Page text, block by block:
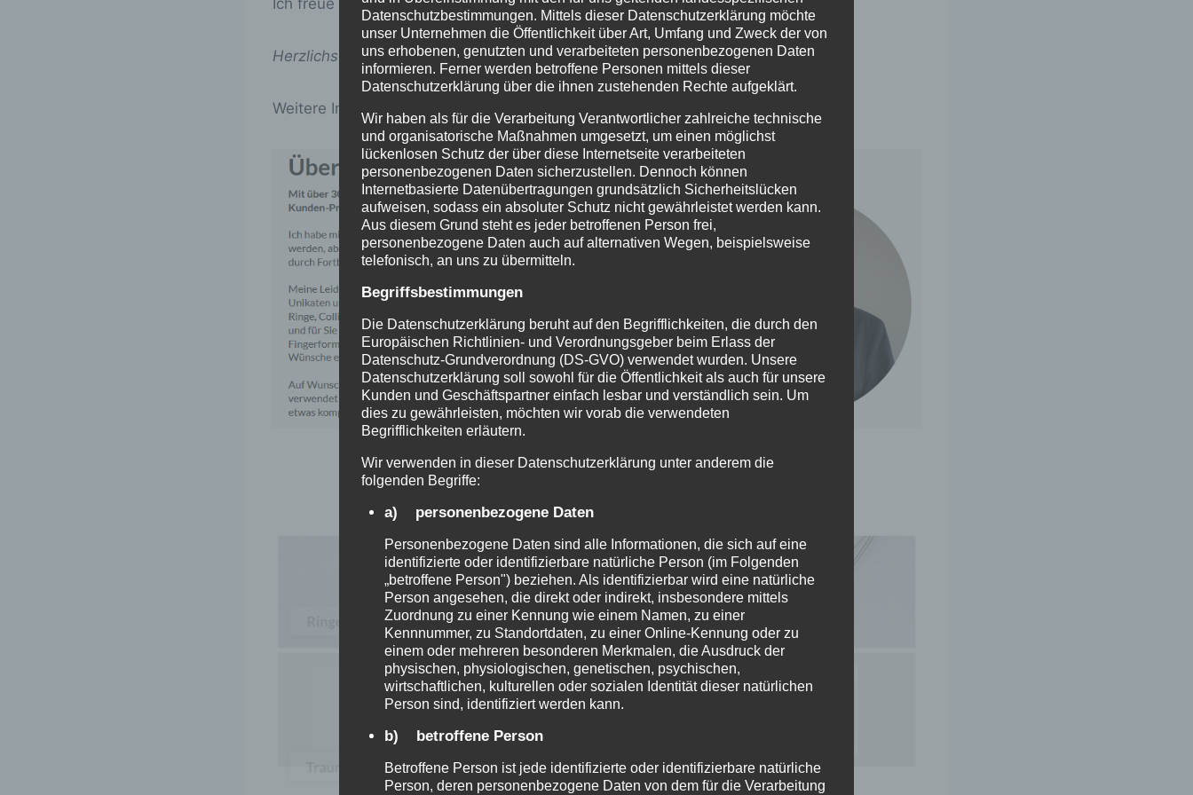
Ich freue mich auf Sie & bleiben Sie gesund!
Herzlichst, Ihre Ute Tobisch
Weitere Infos unter https://www.atelier-tobisch.de/
Datenschutzbestimmungen. Mittels dieser Datenschutzerklärung möchte
unser Unternehmen die Öffentlichkeit über Art, Umfang und Zweck der von
uns erhobenen, genutzten und verarbeiteten personenbezogenen Daten
informieren. Ferner werden betroffene Personen mittels dieser
Datenschutzerklärung über die ihnen zustehenden Rechte aufgeklärt.
Wir haben als für die Verarbeitung Verantwortlicher zahlreiche technische
und organisatorische Maßnahmen umgesetzt, um einen möglichst
lückenlosen Schutz der über diese Internetseite verarbeiteten
personenbezogenen Daten sicherzustellen. Dennoch können
Internetbasierte Datenübertragungen grundsätzlich Sicherheitslücken
aufweisen, sodass ein absoluter Schutz nicht gewährleistet werden kann.
Aus diesem Grund steht es jeder betroffenen Person frei,
personenbezogene Daten auch auf alternativen Wegen, beispielsweise
telefonisch, an uns zu übermitteln.
Begriffsbestimmungen
Die Datenschutzerklärung beruht auf den Begrifflichkeiten, die durch den
Europäischen Richtlinien- und Verordnungsgeber beim Erlass der
Datenschutz-Grundverordnung (DS-GVO) verwendet wurden. Unsere
Datenschutzerklärung soll sowohl für die Öffentlichkeit als auch für unsere
Kunden und Geschäftspartner einfach lesbar und verständlich sein. Um
dies zu gewährleisten, möchten wir vorab die verwendeten
Begrifflichkeiten erläutern.
Wir verwenden in dieser Datenschutzerklärung unter anderem die
folgenden Begriffe:
a) personenbezogene Daten
Personenbezogene Daten sind alle Informationen, die sich auf eine
identifizierte oder identifizierbare natürliche Person (im Folgenden
„betroffene Person") beziehen. Als identifizierbar wird eine natürliche
Person angesehen, die direkt oder indirekt, insbesondere mittels
Zuordnung zu einer Kennung wie einem Namen, zu einer
Kennnummer, zu Standortdaten, zu einer Online-Kennung oder zu
einem oder mehreren besonderen Merkmalen, die Ausdruck der
physischen, physiologischen, genetischen, psychischen,
wirtschaftlichen, kulturellen oder sozialen Identität dieser natürlichen
Person sind, identifiziert werden kann.
b) betroffene Person
Betroffene Person ist jede identifizierte oder identifizierbare natürliche
Person, deren personenbezogene Daten von dem für die Verarbeitung